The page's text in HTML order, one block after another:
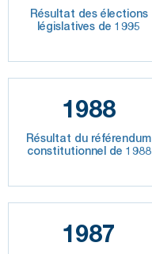
Résultat des élections
législatives de 1995
1988
Résultat du référendum
constitutionnel de 1988
1987